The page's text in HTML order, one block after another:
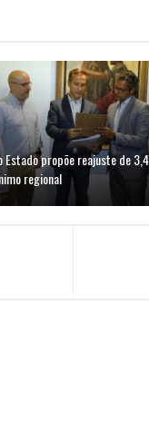
Estado propõe reajuste de
regional